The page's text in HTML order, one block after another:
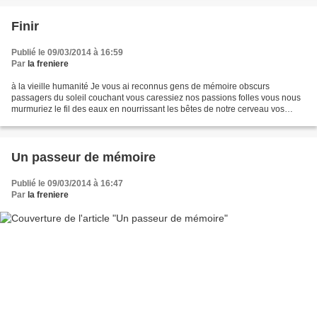
Finir
Publié le 09/03/2014 à 16:59
Par la freniere
à la vieille humanité Je vous ai reconnus gens de mémoire obscurs
passagers du soleil couchant vous caressiez nos passions folles vous nous
murmuriez le fil des eaux en nourrissant les bêtes de notre cerveau vos
Un passeur de mémoire
Publié le 09/03/2014 à 16:47
Par la freniere